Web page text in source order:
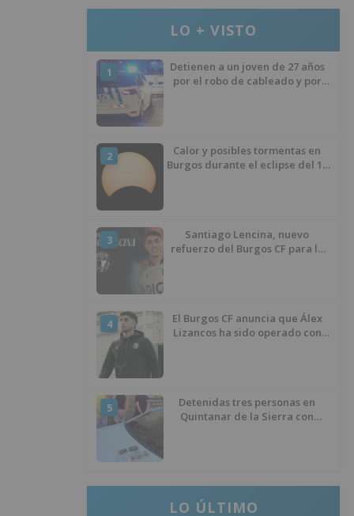
LO + VISTO
1
Detienen a un joven de 27 años
por el robo de cableado y por
2
Calor y posibles tormentas en
Burgos durante el eclipse del 12
3
Santiago Lencina, nuevo
refuerzo del Burgos CF para la
4
El Burgos CF anuncia que Álex
Lizancos ha sido operado con
5
Detenidas tres personas en
Quintanar de la Sierra con
LO ÚLTIMO